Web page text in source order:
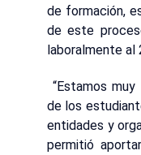
de formación,
de este
laboralmente al
“Estamos
de los
entidades y
permitió